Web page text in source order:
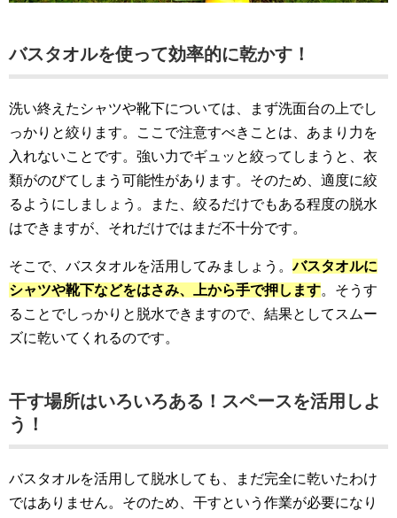
バスタオルを使って効率的に乾かす！
洗い終えたシャツや靴下については、まず洗面台の上でし
っかりと絞ります。ここで注意すべきことは、あまり力を
入れないことです。強い力でギュッと絞ってしまうと、衣
類がのびてしまう可能性があります。そのため、適度に絞
るようにしましょう。また、絞るだけでもある程度の脱水
はできますが、それだけではまだ不十分です。
そこで、バスタオルを活用してみましょう。バスタオルに
シャツや靴下などをはさみ、上から手で押します。そうす
ることでしっかりと脱水できますので、結果としてスムー
ズに乾いてくれるのです。
干す場所はいろいろある！スペースを活用しよ
う！
バスタオルを活用して脱水しても、まだ完全に乾いたわけ
ではありません。そのため、干すという作業が必要になり